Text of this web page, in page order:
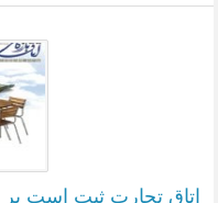
اتاق تجارت ثبت است بر